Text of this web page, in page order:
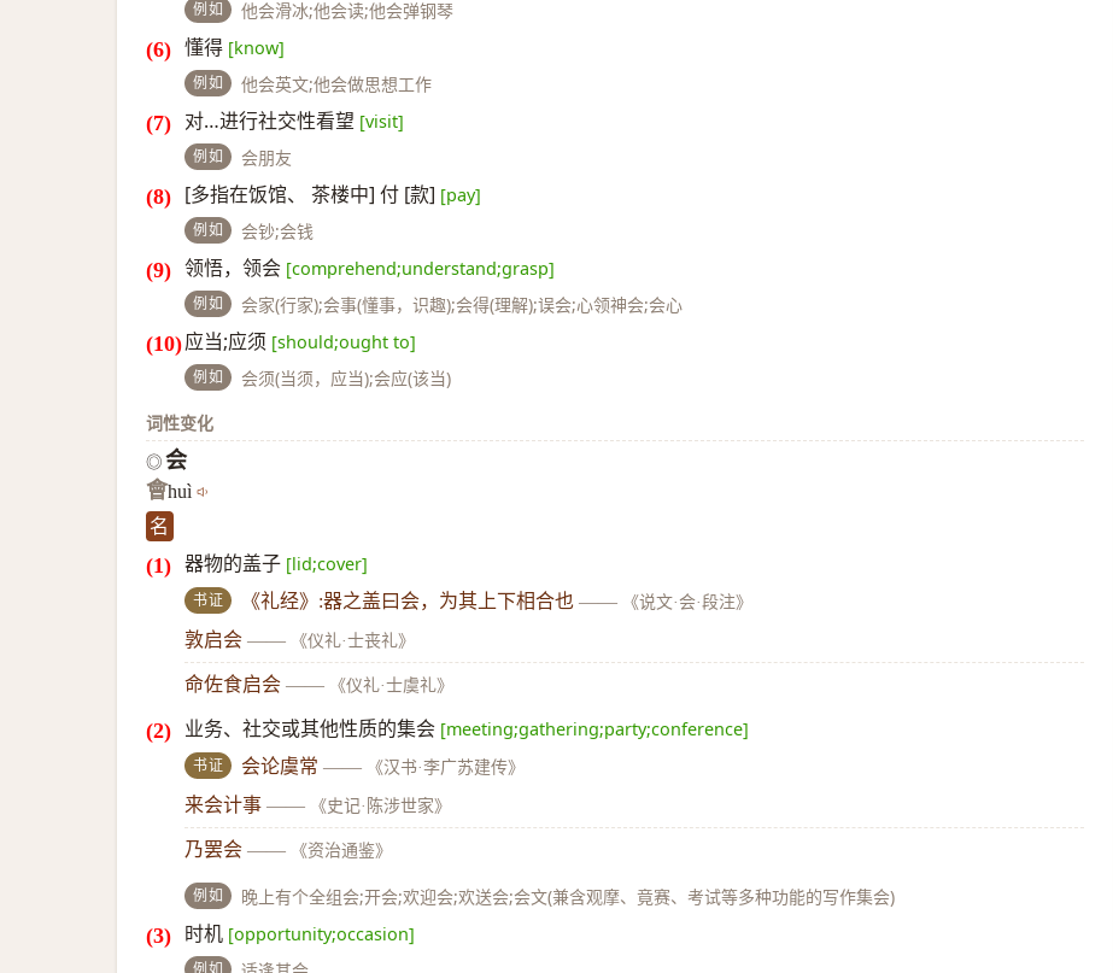
例如 他会滑冰;他会读;他会弹钢琴
懂得 [know]
例如 他会英文;他会做思想工作
对…进行社交性看望 [visit]
例如 会朋友
[多指在饭馆、 茶楼中] 付 [款] [pay]
例如 会钞;会钱
领悟，领会 [comprehend;understand;grasp]
例如 会家(行家);会事(懂事，识趣);会得(理解);误会;心领神会;会心
应当;应须 [should;ought to]
例如
会须(当须，应当);会应(该当)
词性变化
◎ 会
會huì
名
器物的盖子 [lid;cover]
书证 《礼经》:器之盖曰会，为其上下相合也 —— 《说文·会·段注》
敦启会 —— 《仪礼·士丧礼》
命佐食启会 —— 《仪礼·士虞礼》
业务、社交或其他性质的集会 [meeting;gathering;party;conference]
书证 会论虞常 —— 《汉书·李广苏建传》
来会计事 —— 《史记·陈涉世家》
乃罢会 —— 《资治通鉴》
例如 晚上有个全组会;开会;欢迎会;欢送会;会文(兼含观摩、竟赛、考试等多种功能的写作集会)
时机 [opportunity;occasion]
例如